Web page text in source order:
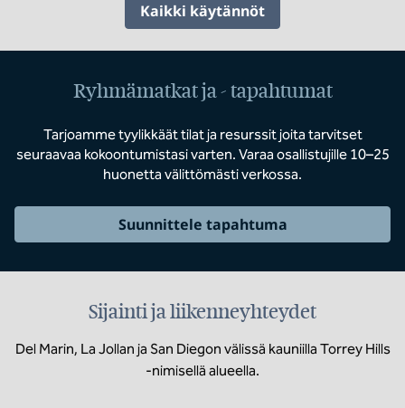
Kaikki käytännöt
Ryhmämatkat ja - tapahtumat
Tarjoamme tyylikkäät tilat ja resurssit joita tarvitset
seuraavaa kokoontumistasi varten. Varaa osallistujille 10–25
huonetta välittömästi verkossa.
Suunnittele tapahtuma
Sijainti ja liikenneyhteydet
Del Marin, La Jollan ja San Diegon välissä kauniilla Torrey Hills
-nimisellä alueella.